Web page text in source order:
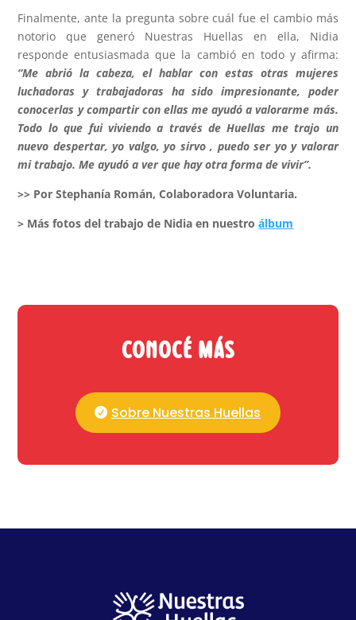
Finalmente, ante la pregunta sobre cuál fue el cambio más
notorio que generó Nuestras Huellas en ella, Nidia
responde entusiasmada que la cambió en todo y afirma:
“Me abrió la cabeza, el hablar con estas otras mujeres
luchadoras y trabajadoras ha sido impresionante, poder
conocerlas y compartir con ellas me ayudó a valorarme más.
Todo lo que fui viviendo a través de Huellas me trajo un
nuevo despertar, yo valgo, yo sirvo , puedo ser yo y valorar
mi trabajo. Me ayudó a ver que hay otra forma de vivir”.
>> Por Stephanía Román, Colaboradora Voluntaria.
> Más fotos del trabajo de Nidia en nuestroálbum
Conocé más
Sobre Nuestras Huellas